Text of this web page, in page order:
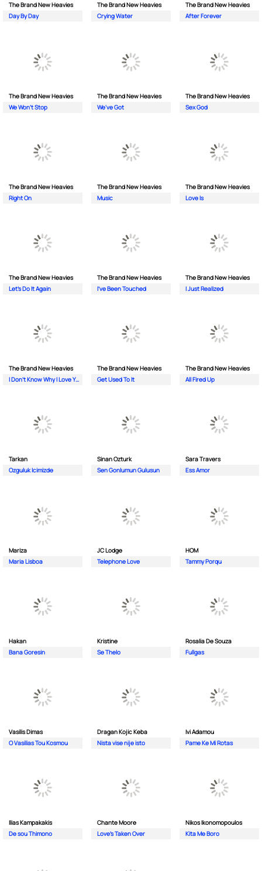
The Brand New Heavies
Day By Day
The Brand New Heavies
Crying Water
The Brand New Heavies
After Forever
The Brand New Heavies
We Won't Stop
The Brand New Heavies
We've Got
The Brand New Heavies
Sex God
The Brand New Heavies
Right On
The Brand New Heavies
Music
The Brand New Heavies
Love Is
The Brand New Heavies
Let's Do It Again
The Brand New Heavies
I've Been Touched
The Brand New Heavies
I Just Realized
The Brand New Heavies
I Don't Know Why I Love You
The Brand New Heavies
Get Used To It
The Brand New Heavies
All Fired Up
Tarkan
Ozguluk Icimizde
Sinan Ozturk
Sen Gonlumun Gulusun
Sara Travers
Ess Amor
Mariza
Maria Lisboa
JC Lodge
Telephone Love
HOM
Tammy Porqu
Hakan
Bana Goresin
Kristine
Se Thelo
Rosalia De Souza
Fullgas
Vasilis Dimas
O Vasilias Tou Kosmou
Dragan Kojic Keba
Nista vise nije isto
Ivi Adamou
Pame Ke Mi Rotas
Ilias Kampakakis
De sou Thimono
Chante Moore
Love's Taken Over
Nikos Ikonomopoulos
Kita Me Boro